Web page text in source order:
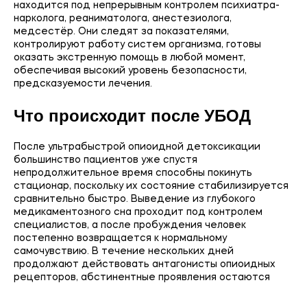
находится под непрерывным контролем психиатра-
нарколога, реаниматолога, анестезиолога,
медсестёр. Они следят за показателями,
контролируют работу систем организма, готовы
оказать экстренную помощь в любой момент,
обеспечивая высокий уровень безопасности,
предсказуемости лечения.
Что происходит после УБОД
После ультрабыстрой опиоидной детоксикации
большинство пациентов уже спустя
непродолжительное время способны покинуть
стационар, поскольку их состояние стабилизируется
сравнительно быстро. Выведение из глубокого
медикаментозного сна проходит под контролем
специалистов, а после пробуждения человек
постепенно возвращается к нормальному
самочувствию. В течение нескольких дней
продолжают действовать антагонисты опиоидных
рецепторов, абстинентные проявления остаются